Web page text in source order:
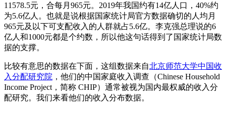
11578.5元，合每月965元。2019年我国约有14亿人口，40%约
为5.6亿人。也就是说根据国家统计局官方数据确切的人均月
965元及以下可支配收入的人群就占5.6亿。李克强总理说的6
亿人和1000元都是个约数，所以他这句话得到了国家统计局数
据的支撑。
比较有意思的数据在下面，这组数据来自北京师范大学中国收
入分配研究院 ，他们的中国家庭收入调查（Chinese Household
Income Project，简称 CHIP）通常被视为国内最权威的收入分
配研究。我们来看他们的收入分布数据。